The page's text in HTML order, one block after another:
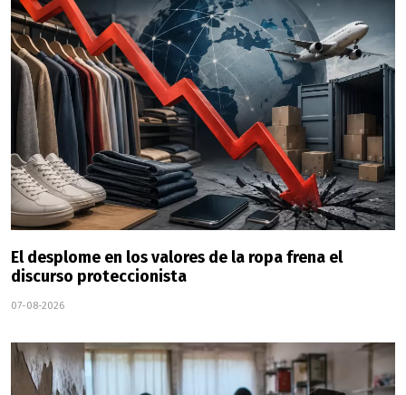
El desplome en los valores de la ropa frena el
discurso proteccionista
07-08-2026